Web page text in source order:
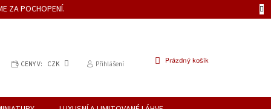
ZA POCHOPENÍ.
CENY V: CZK Přihlášení
NÁKUPNÍ
Prázdný košík